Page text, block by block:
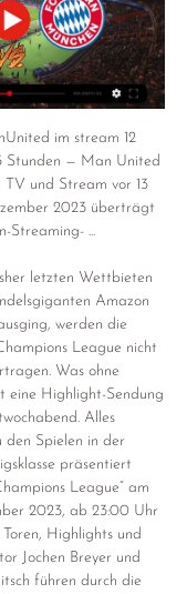
im stream 12
Stunden — Man United
TV und Stream vor 13
2023 überträgt
Streaming- ...
letzten Wettbieten
Amazon
werden die
League nicht
Was ohne
eine Highlight-Sendung
Alles
den Spielen in der
präsentiert
League“ am
2023, ab 23:00 Uhr
Highlights und
Jochen Breyer und
führen durch die